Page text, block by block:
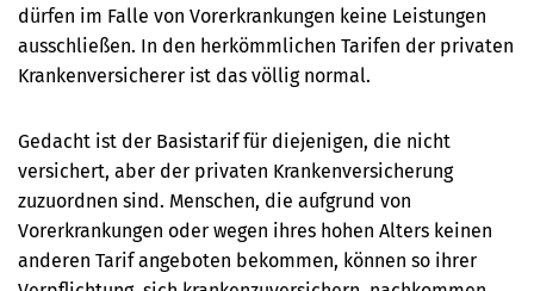
dürfen im Falle von Vorerkrankungen keine Leistungen
ausschließen. In den herkömmlichen Tarifen der privaten
Krankenversicherer ist das völlig normal.
Gedacht ist der Basistarif für diejenigen, die nicht
versichert, aber der privaten Krankenversicherung
zuzuordnen sind. Menschen, die aufgrund von
Vorerkrankungen oder wegen ihres hohen Alters keinen
anderen Tarif angeboten bekommen, können so ihrer